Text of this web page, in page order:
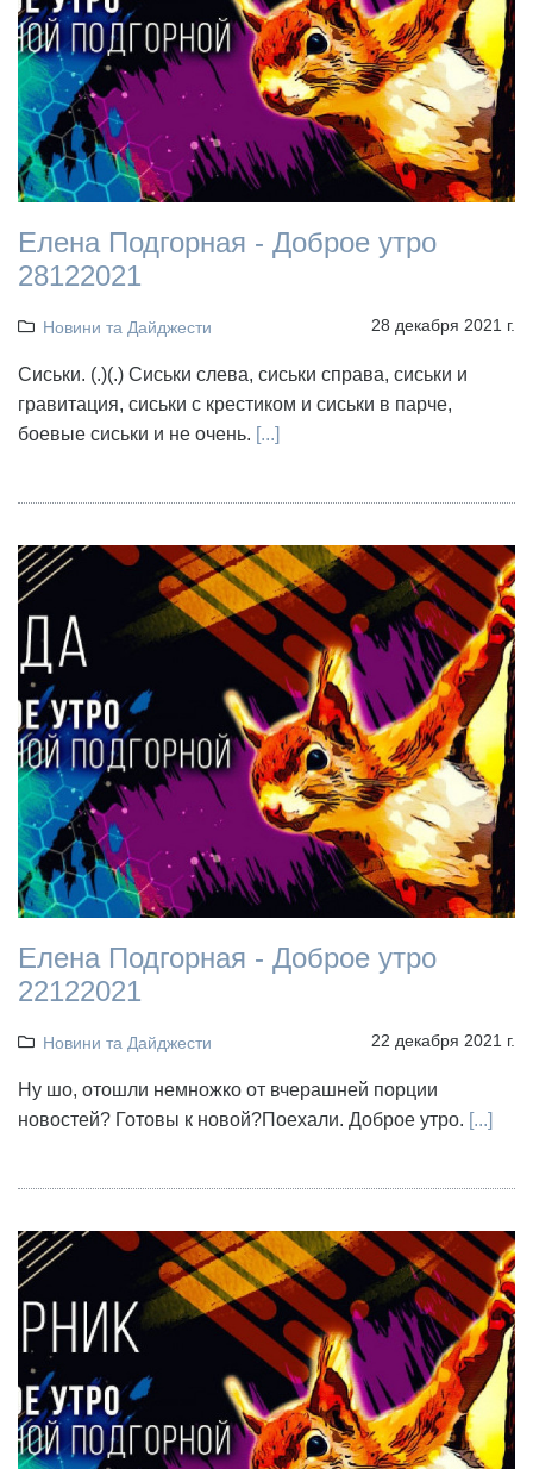
Елена Подгорная - Доброе утро
28122021
Новини та Дайджести 28 декабря 2021 г.
Сиськи. (.)(.) Сиськи слева, сиськи справа, сиськи и
гравитация, сиськи с крестиком и сиськи в парче,
боевые сиськи и не очень. [...]
Елена Подгорная - Доброе утро
22122021
Новини та Дайджести 22 декабря 2021 г.
Ну шо, отошли немножко от вчерашней порции
новостей? Готовы к новой?Поехали. Доброе утро. [...]